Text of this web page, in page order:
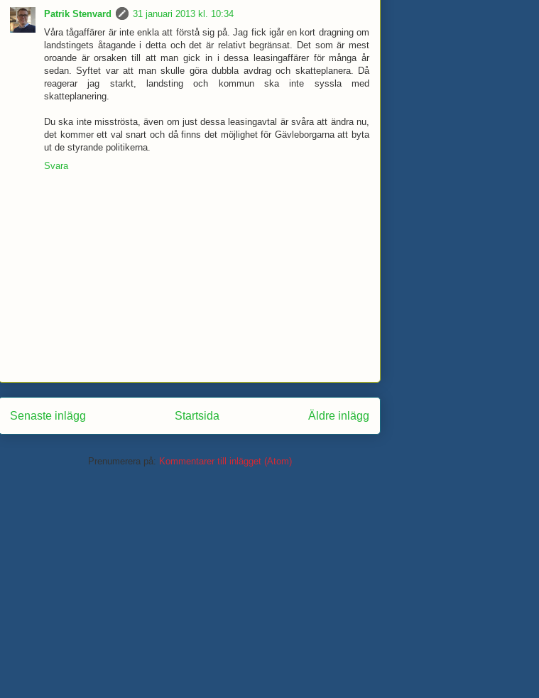
Patrik Stenvard
31 januari 2013 kl. 10:34
Våra tågaffärer är inte enkla att förstå sig på. Jag fick igår en kort dragning om
landstingets åtagande i detta och det är relativt begränsat. Det som är mest
oroande är orsaken till att man gick in i dessa leasingaffärer för många år
sedan. Syftet var att man skulle göra dubbla avdrag och skatteplanera. Då
reagerar jag starkt, landsting och kommun ska inte syssla med
skatteplanering.
Du ska inte misströsta, även om just dessa leasingavtal är svåra att ändra nu,
det kommer ett val snart och då finns det möjlighet för Gävleborgarna att byta
ut de styrande politikerna.
Svara
Senaste inlägg Äldre inlägg
Startsida
Prenumerera på: Kommentarer till inlägget (Atom)